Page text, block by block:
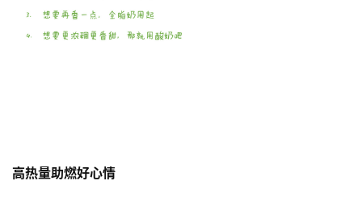
高热量助燃好心情